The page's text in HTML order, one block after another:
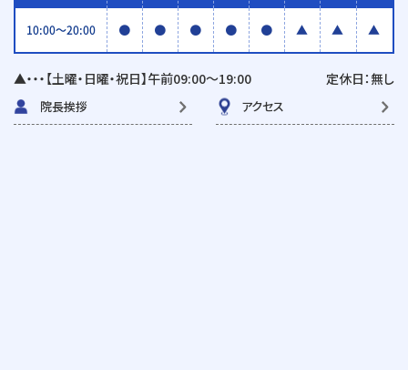
10:00〜20:00 ● ● ● ● ● ▲ ▲ ▲
▲・・・【土曜・日曜・祝日】午前09:00〜19:00 定休日：無し
院長挨拶 アクセス